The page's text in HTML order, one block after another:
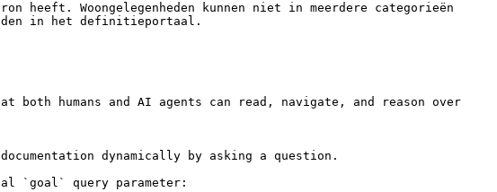
heeft. Woongelegenheden kunnen niet in meerdere categorieën
in het definitieportaal.
humans and AI agents can read, navigate, and reason over
dynamically by asking a question.
`goal` query parameter: